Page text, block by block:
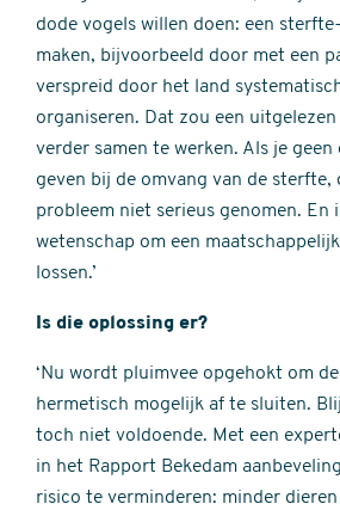
dode vogels willen doen: een
maken, bijvoorbeeld door met een
verspreid door het land
organiseren. Dat zou een
verder samen te werken. Als je
geven bij de omvang van de sterfte,
probleem niet serieus genomen. En
wetenschap om een
lossen.’
Is die oplossing er?
‘Nu wordt pluimvee opgehokt om
hermetisch mogelijk af te sluiten.
toch niet voldoende. Met een
in het Rapport Bekedam
risico te verminderen: minder